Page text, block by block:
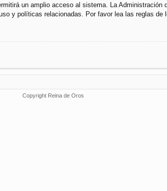
un amplio acceso al sistema. La
y políticas relacionadas. Por favor lea las reglas de
Copyright Reina de Oros